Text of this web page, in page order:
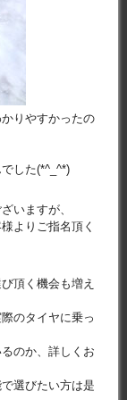
りやすかったの
した(*^_^*)
いますが、
よりご指名頂く
頂く機会も増え
のタイヤに乗っ
のか、詳しくお
選びたい方は是